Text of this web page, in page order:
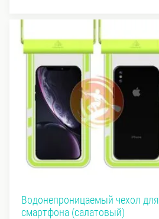
Водонепроницаемый чехол для
смартфона (салатовый)